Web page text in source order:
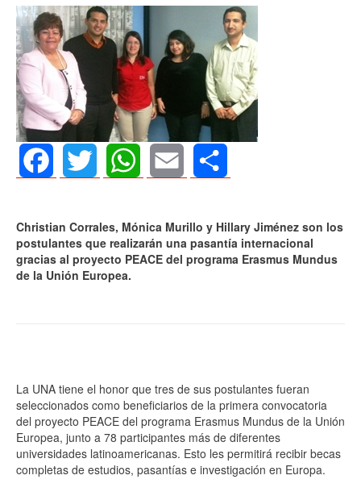
Christian Corrales, Mónica Murillo y Hillary Jiménez son los
postulantes que realizarán una pasantía internacional
gracias al proyecto PEACE del programa Erasmus Mundus
de la Unión Europea.
La UNA tiene el honor que tres de sus postulantes fueran
seleccionados como beneficiarios de la primera convocatoria
del proyecto PEACE del programa Erasmus Mundus de la Unión
Europea, junto a 78 participantes más de diferentes
universidades latinoamericanas. Esto les permitirá recibir becas
completas de estudios, pasantías e investigación en Europa.